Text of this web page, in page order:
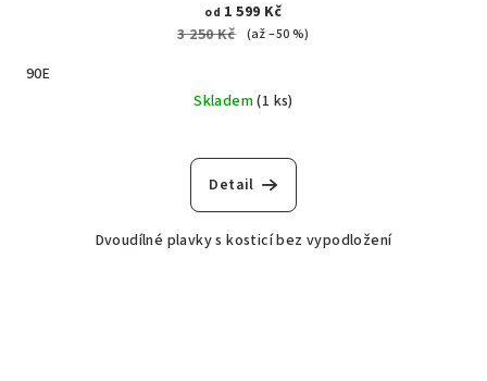
od 1 599 Kč
3 250 Kč
(až –50 %)
90E
Skladem(1 ks)
Detail
Dvoudílné plavky s kosticí bez vypodložení